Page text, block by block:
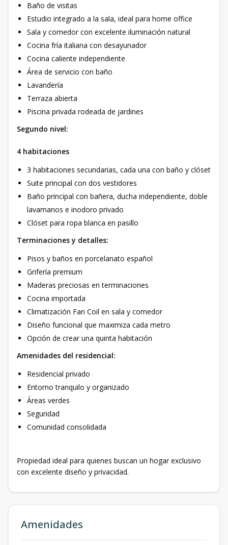
Baño de visitas
Estudio integrado a la sala, ideal para home office
Sala y comedor con excelente iluminación natural
Cocina fría italiana con desayunador
Cocina caliente independiente
Área de servicio con baño
Lavandería
Terraza abierta
Piscina privada rodeada de jardines
Segundo nivel:
4 habitaciones
3 habitaciones secundarias, cada una con baño y clóset
Suite principal con dos vestidores
Baño principal con bañera, ducha independiente, doble
lavamanos e inodoro privado
Clóset para ropa blanca en pasillo
Terminaciones y detalles:
Pisos y baños en porcelanato español
Grifería premium
Maderas preciosas en terminaciones
Cocina importada
Climatización Fan Coil en sala y comedor
Diseño funcional que maximiza cada metro
Opción de crear una quinta habitación
Amenidades del residencial:
Residencial privado
Entorno tranquilo y organizado
Áreas verdes
Seguridad
Comunidad consolidada
Propiedad ideal para quienes buscan un hogar exclusivo
con excelente diseño y privacidad.
Amenidades